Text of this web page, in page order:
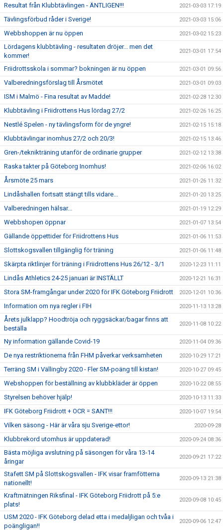
Resultat från Klubbtävlingen - ÄNTLIGEN!!! 2021-03-03 17:19
Tävlingsförbud råder i Sverige! 2021-03-03 15:06
Webbshoppen är nu öppen 2021-03-02 15:23
Lördagens klubbtävling - resultaten dröjer... men det
kommer!
2021-03-01 17:54
Friidrottsskola i sommar? bokningen är nu öppen 2021-03-01 09:56
Valberedningsförslag till Årsmötet 2021-03-01 09:03
ISM i Malmö - Fina resultat av Madde! 2021-02-28 12:30
Klubbtävling i Friidrottens Hus lördag 27/2 2021-02-26 16:25
Nestlé Spelen - ny tävlingsform för de yngre! 2021-02-15 15:18
Klubbtävlingar inomhus 27/2 och 20/3! 2021-02-15 13:46
Gren-/teknikträning utanför de ordinarie grupper 2021-02-12 13:38
Raska takter på Göteborg Inomhus! 2021-02-06 16:02
Årsmöte 25 mars 2021-01-26 11:32
Lindåshallen fortsatt stängt tills vidare... 2021-01-20 13:25
Valberedningen hälsar... 2021-01-19 12:29
Webbshopen öppnar 2021-01-07 13:54
Gällande öppettider för Friidrottens Hus 2021-01-06 11:53
Slottskogsvallen tillgänglig för träning 2021-01-06 11:48
Skärpta riktlinjer för träning i Friidrottens Hus 26/12 - 3/1 2020-12-23 11:11
Lindås Athletics 24-25 januari är INSTÄLLT 2020-12-21 16:31
Stora SM-framgångar under 2020 för IFK Göteborg Friidrott 2020-12-01 10:36
Information om nya regler i FIH 2020-11-13 13:28
Årets julklapp? Hoodtröja och ryggsäckar/bagar finns att
beställa
2020-11-08 10:22
Ny information gällande Covid-19 2020-11-04 09:36
De nya restriktionerna från FHM påverkar verksamheten 2020-10-29 17:21
Terräng SM i Vällingby 2020 - Fler SM-poäng till kistan! 2020-10-27 09:45
Webshoppen för beställning av klubbkläder är öppen 2020-10-22 08:55
Styrelsen behöver hjälp! 2020-10-13 11:33
IFK Göteborg Friidrott + OCR = SANT!!! 2020-10-07 19:54
Vilken säsong - Här är våra sju Sverige-ettor! 2020-09-28
Klubbrekord utomhus är uppdaterad! 2020-09-24 08:36
Bästa möjliga avslutning på säsongen för våra 13-14
åringar
2020-09-21 17:22
Stafett SM på Slottskogsvallen - IFK visar framfötterna
nationellt!
2020-09-13 21:38
Kraftmätningen Riksfinal - IFK Göteborg Friidrott på 5:e
plats!
2020-09-08 10:45
USM 2020 - IFK Göteborg delad etta i medaljligan och tvåa i
poängligan!!
2020-09-06 12:47